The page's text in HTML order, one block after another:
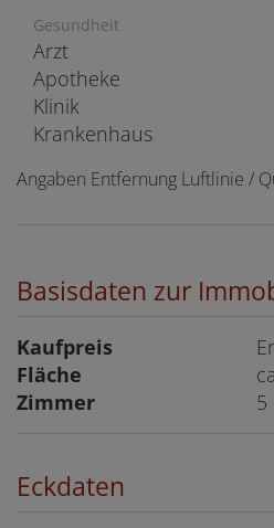
Gesundheit
Arzt
Apotheke
Klinik
Krankenhaus
Angaben Entfernung Luftlinie /
Basisdaten zur
Kaufpreis
Fläche
Zimmer 5
Eckdaten